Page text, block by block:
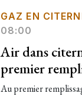
GAZ EN
08:00
Air dans
premier
Au premier